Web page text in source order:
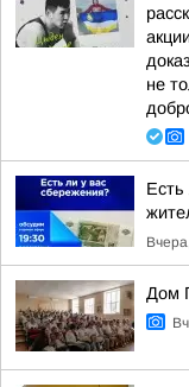
не
Дом